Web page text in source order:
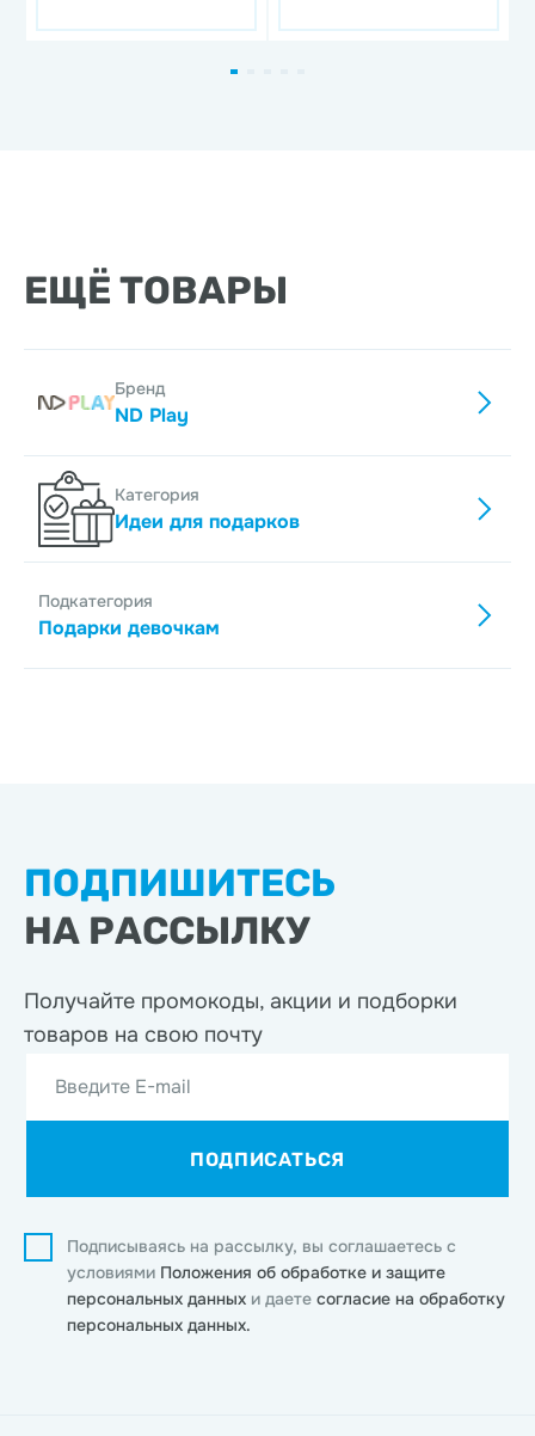
ЕЩЁ ТОВАРЫ
Бренд
ND Play
Категория
Идеи для подарков
Подкатегория
Подарки девочкам
ПОДПИШИТЕСЬ
НА РАССЫЛКУ
Получайте промокоды, акции и подборки
товаров на свою почту
Введите E-mail
ПОДПИСАТЬСЯ
Подписываясь на рассылку, вы соглашаетесь с
условиями Положения об обработке и защите
персональных данных и даете согласие на обработку
персональных данных.